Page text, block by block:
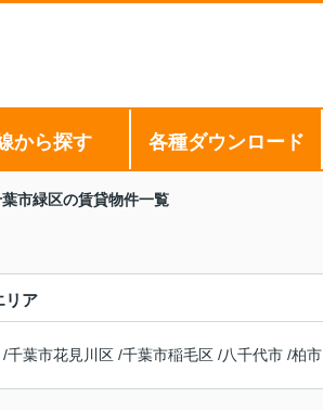
から探す 各種ダウンロード
市緑区の賃貸物件一覧
リア
/千葉市花見川区 /千葉市稲毛区 /八千代市 /柏市